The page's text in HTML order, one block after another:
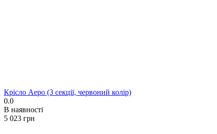
Крісло Аеро (3 секції, червоний колір)
0.0
В наявності
‍5 023‍ грн